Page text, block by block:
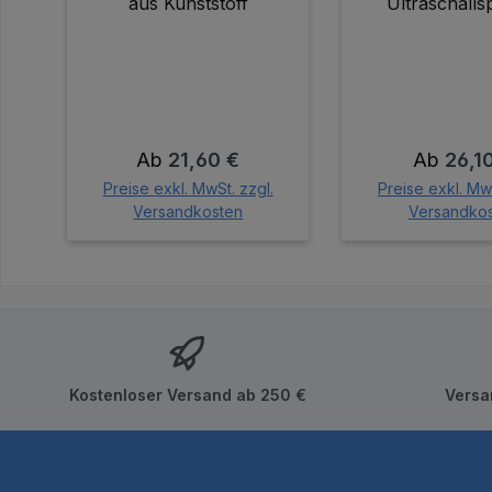
Regulärer Preis:
Ab 21,60 €
Preise exkl. MwSt. zzgl.
Versandkosten
Ab
Preise exkl.
Kostenloser Versand ab 250 €